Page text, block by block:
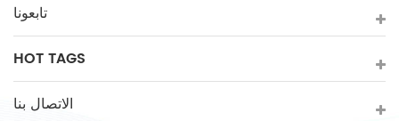
تابعونا
HOT TAGS
الاتصال بنا